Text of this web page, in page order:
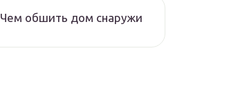
Чем обшить дом снаружи